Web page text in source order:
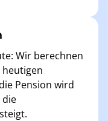
Wir berechnen
heutigen
Pension wird
die